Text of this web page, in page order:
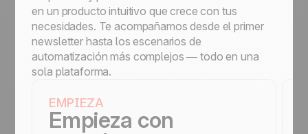
en un producto intuitivo que crece con tus
necesidades. Te acompañamos desde el primer
newsletter hasta los escenarios de
automatización más complejos — todo en una
sola plataforma.
EMPIEZA
Empieza con